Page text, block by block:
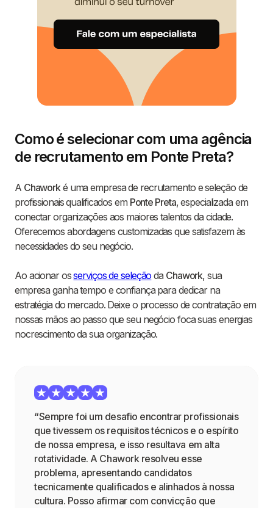
Como é selecionar com uma agência
de recrutamento em Ponte Preta?
A Chaworké uma empresa de recrutamento e seleção de
profissionais qualificados em Ponte Preta, especializada em
conectar organizações aos maiores talentos da cidade.
Oferecemos abordagens customizadas que satisfazem às
necessidades do seu negócio.
Ao acionar osserviços de seleção da Chawork, sua
empresa ganha tempo e confiança para dedicar na
estratégia do mercado. Deixe o processo de contratação em
nossas mãos ao passo que seu negócio foca suas energias
nocrescimento da sua organização.
“Sempre foi um desafio encontrar profissionais
que tivessem os requisitos técnicos e o espírito
de nossa empresa, e isso resultava em alta
rotatividade. A Chawork resolveu esse
problema, apresentando candidatos
tecnicamente qualificados e alinhados à nossa
cultura. Posso afirmar com convicção que